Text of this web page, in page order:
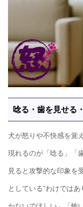
唸る・歯を見せる
犬が怒りや不快感を覚
現れるのが「唸る」「
見ると攻撃的な印象を
としている”わけでは